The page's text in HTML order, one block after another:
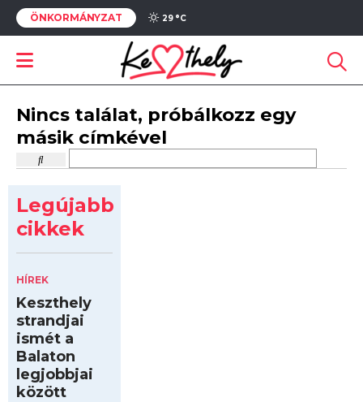
ÖNKORMÁNYZAT 29 °C
Nincs találat, próbálkozz egy
másik címkével
Legújabb
cikkek
HÍREK
Keszthely
strandjai
ismét a
Balaton
legjobbjai
között